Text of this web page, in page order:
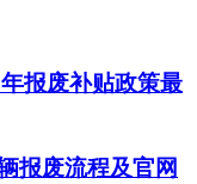
报废补贴政策最
报废流程及官网